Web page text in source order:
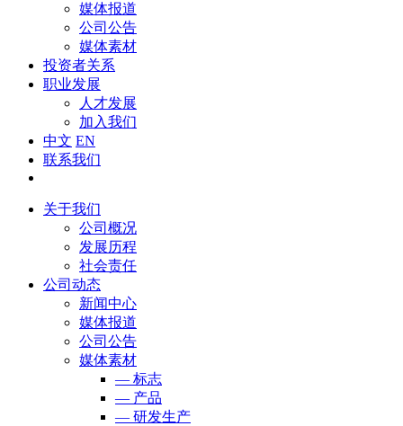
媒体报道
公司公告
媒体素材
投资者关系
职业发展
人才发展
加入我们
中文 EN
联系我们
关于我们
公司概况
发展历程
社会责任
公司动态
新闻中心
媒体报道
公司公告
媒体素材
— 标志
— 产品
— 研发生产